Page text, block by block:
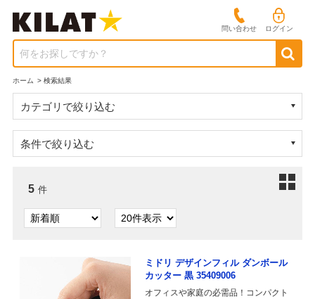
問い合わせ ログイン
何をお探しですか？
ホーム > 検索結果
カテゴリで絞り込む
条件で絞り込む
5 件
ミドリ デザインフィル ダンボール
カッター 黒 35409006
オフィスや家庭の必需品！コンパクト